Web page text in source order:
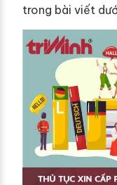
trong bài viết